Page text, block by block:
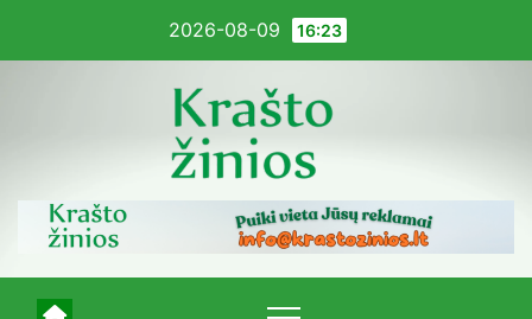
2026-08-09 16:23